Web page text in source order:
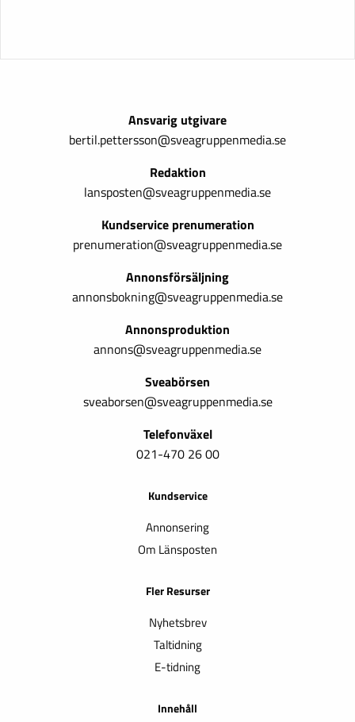
Ansvarig utgivare
bertil.pettersson@sveagruppenmedia.se
Redaktion
lansposten@sveagruppenmedia.se
Kundservice prenumeration
prenumeration@sveagruppenmedia.se
Annonsförsäljning
annonsbokning@sveagruppenmedia.se
Annonsproduktion
annons@sveagruppenmedia.se
Sveabörsen
sveaborsen@sveagruppenmedia.se
Telefonväxel
021-470 26 00
Kundservice
Annonsering
Om Länsposten
Fler Resurser
Nyhetsbrev
Taltidning
E-tidning
Innehåll